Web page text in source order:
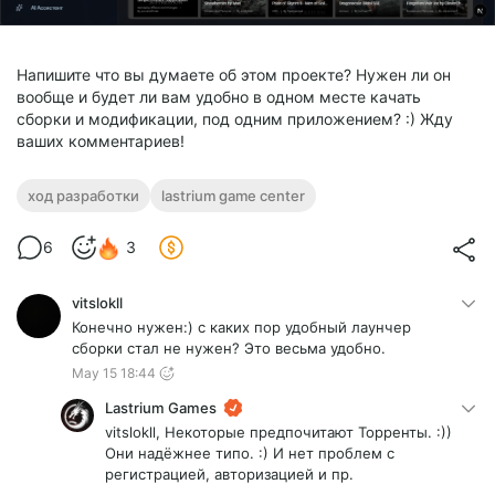
Напишите что вы думаете об этом проекте? Нужен ли он
вообще и будет ли вам удобно в одном месте качать
сборки и модификации, под одним приложением? :) Жду
ваших комментариев!
ход разработки lastrium game center
6 3
vitslokll
Конечно нужен:) с каких пор удобный лаунчер
сборки стал не нужен? Это весьма удобно.
May 15 18:44
Lastrium Games
vitslokll, Некоторые предпочитают Торренты. :))
Они надёжнее типо. :) И нет проблем с
регистрацией, авторизацией и пр.